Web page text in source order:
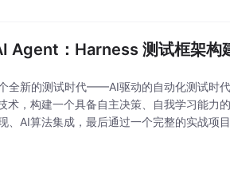
Agent：Harness 测试框架构
全新的测试时代——AI驱动的自动化测试时
术，构建一个具备自主决策、自我学习能
、AI算法集成，最后通过一个完整的实战